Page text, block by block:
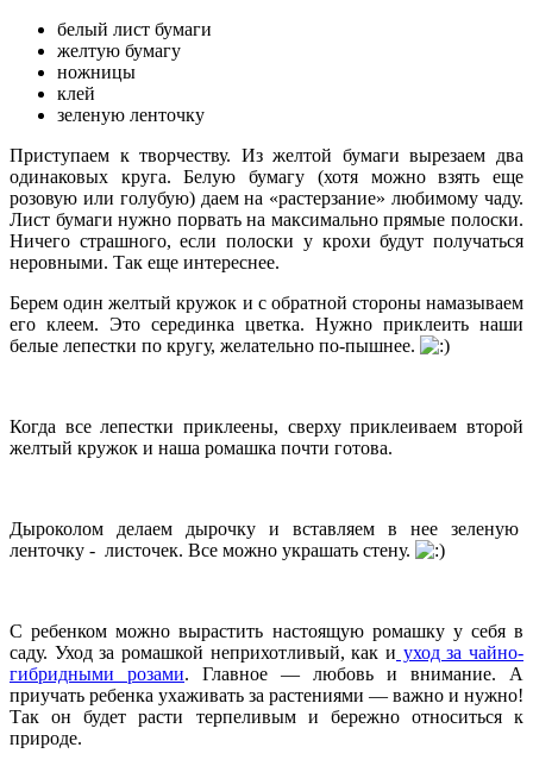
белый лист бумаги
желтую бумагу
ножницы
клей
зеленую ленточку
Приступаем к творчеству. Из желтой бумаги вырезаем два
одинаковых круга. Белую бумагу (хотя можно взять еще
розовую или голубую) даем на «растерзание» любимому чаду.
Лист бумаги нужно порвать на максимально прямые полоски.
Ничего страшного, если полоски у крохи будут получаться
неровными. Так еще интереснее.
Берем один желтый кружок и с обратной стороны намазываем
его клеем. Это серединка цветка. Нужно приклеить наши
белые лепестки по кругу, желательно по-пышнее.
Когда все лепестки приклеены, сверху приклеиваем второй
желтый кружок и наша ромашка почти готова.
Дыроколом делаем дырочку и вставляем в нее зеленую
ленточку - листочек. Все можно украшать стену.
С ребенком можно вырастить настоящую ромашку у себя в
саду. Уход за ромашкой неприхотливый, как и уход за чайно-
гибридными розами. Главное — любовь и внимание. А
приучать ребенка ухаживать за растениями — важно и нужно!
Так он будет расти терпеливым и бережно относиться к
природе.